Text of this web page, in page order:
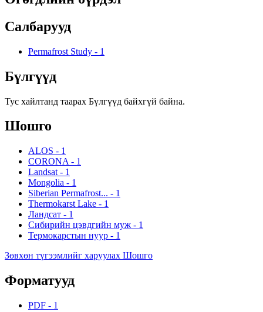
Салбарууд
Permafrost Study - 1
Бүлгүүд
Тус хайлтанд таарах Бүлгүүд байхгүй байна.
Шошго
ALOS - 1
CORONA - 1
Landsat - 1
Mongolia - 1
Siberian Permafrost... - 1
Thermokarst Lake - 1
Ландсат - 1
Сибирийн цэвдгийн муж - 1
Термокарстын нуур - 1
Зөвхөн түгээмлийг харуулах Шошго
Форматууд
PDF - 1